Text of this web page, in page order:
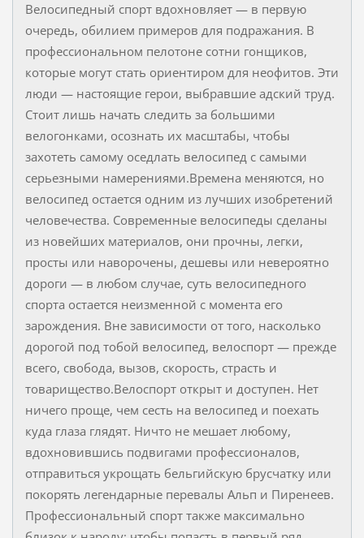
Велосипедный спорт вдохновляет ― в первую
очередь, обилием примеров для подражания. В
профессиональном пелотоне сотни гонщиков,
которые могут стать ориентиром для неофитов. Эти
люди ― настоящие герои, выбравшие адский труд.
Стоит лишь начать следить за большими
велогонками, осознать их масштабы, чтобы
захотеть самому оседлать велосипед с самыми
серьезными намерениями.Времена меняются, но
велосипед остается одним из лучших изобретений
человечества. Современные велосипеды сделаны
из новейших материалов, они прочны, легки,
просты или наворочены, дешевы или невероятно
дороги ― в любом случае, суть велосипедного
спорта остается неизменной с момента его
зарождения. Вне зависимости от того, насколько
дорогой под тобой велосипед, велоспорт ― прежде
всего, свобода, вызов, скорость, страсть и
товарищество.Велоспорт открыт и доступен. Нет
ничего проще, чем сесть на велосипед и поехать
куда глаза глядят. Ничто не мешает любому,
вдохновившись подвигами профессионалов,
отправиться укрощать бельгийскую брусчатку или
покорять легендарные перевалы Альп и Пиренеев.
Профессиональный спорт также максимально